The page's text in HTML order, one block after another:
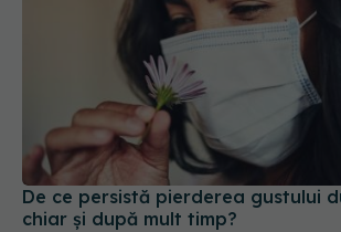
De ce persistă pierderea gustului
chiar și după mult timp?